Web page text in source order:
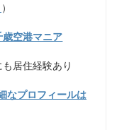
）
歳空港マニア
も居住経験あり
プロフィールは